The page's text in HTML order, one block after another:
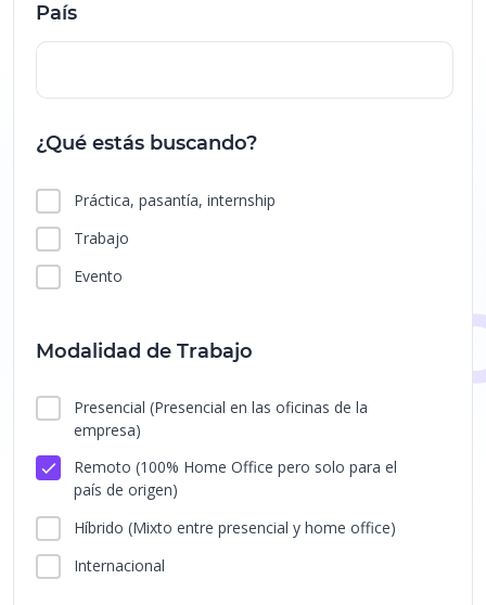
País
¿Qué estás buscando?
Práctica, pasantía, internship
Trabajo
Evento
Modalidad de Trabajo
Presencial (Presencial en las oficinas de la
empresa)
Remoto (100% Home Office pero solo para el
país de origen)
Híbrido (Mixto entre presencial y home office)
Internacional